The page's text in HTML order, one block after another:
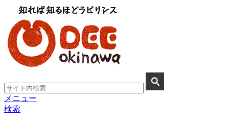
メニュー
検索